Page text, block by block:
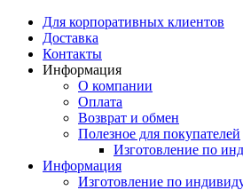
Для корпоративных клиентов
Доставка
Контакты
Информация
О компании
Оплата
Возврат и обмен
Полезное для покупателей
Изготовление по
Информация
Изготовление по